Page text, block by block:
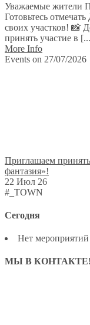
Уважаемые жители
Готовьтесь
своих участков! 📸
принять участие в
More Info
Events on 27/07/2026
Приглашаем
фантазия»!
22 Июл 26
#_TOWN
Сегодня
Нет мероприятий
МЫ В КОНТАКТЕ!